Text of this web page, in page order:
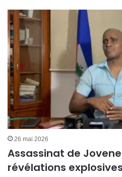
26 mai 2026
Assassinat de
révélations